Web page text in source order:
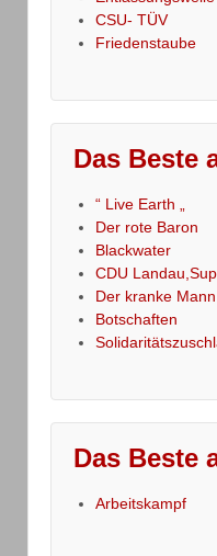
CSU- TÜV
Friedenstaube
Das Beste
“ Live Earth „
Der rote Baron
Blackwater
CDU
Der kranke
Botschaften
Das Beste
Arbeitskampf